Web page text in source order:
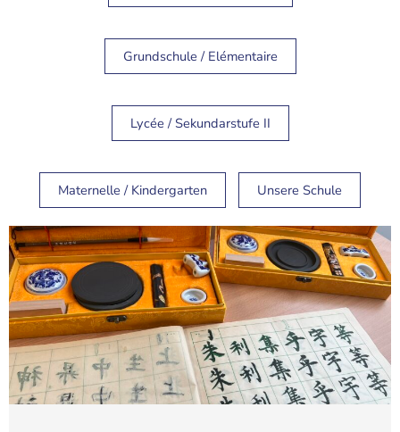
Grundschule / Elémentaire
Lycée / Sekundarstufe II
Maternelle / Kindergarten Unsere Schule